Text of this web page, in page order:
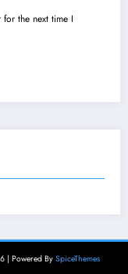
the next time I
| Powered BySpiceThemes